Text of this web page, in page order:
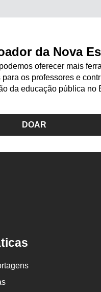
da Nova
oferecer mais
os professores e
da educação pública no
DOAR